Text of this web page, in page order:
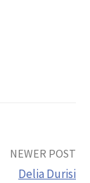
NEWER POST
Delia Durisi